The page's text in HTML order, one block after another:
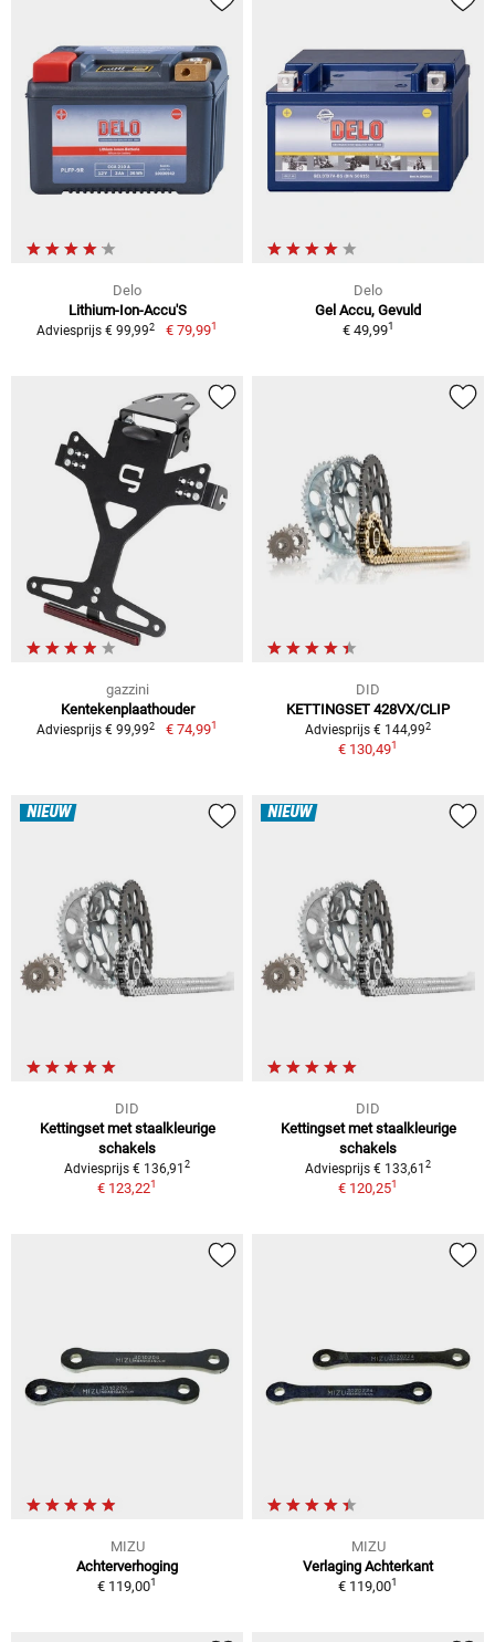
Delo
Lithium-Ion-Accu'S
Adviesprijs € 99,992 € 79,991
Delo
Gel Accu, Gevuld
€ 49,991
gazzini
Kentekenplaathouder
Adviesprijs € 99,992 € 74,991
DID
KETTINGSET 428VX/CLIP
Adviesprijs € 144,992
€ 130,491
NIEUW
DID
Kettingset met staalkleurige
schakels
Adviesprijs € 136,91 2
€ 123,221
NIEUW
DID
Kettingset met staalkleurige
schakels
Adviesprijs € 133,61 2
€ 120,251
MIZU
Achterverhoging
€ 119,001
MIZU
Verlaging Achterkant
€ 119,001